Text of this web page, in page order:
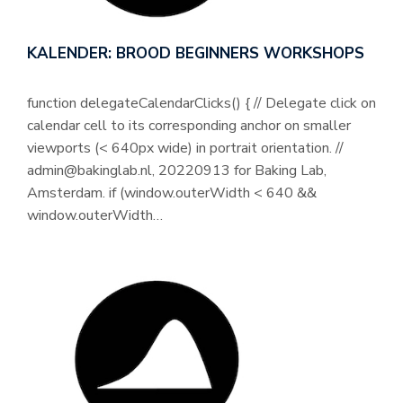
KALENDER: BROOD BEGINNERS WORKSHOPS
function delegateCalendarClicks() { // Delegate click on
calendar cell to its corresponding anchor on smaller
viewports (< 640px wide) in portrait orientation. //
admin@bakinglab.nl, 20220913 for Baking Lab,
Amsterdam. if (window.outerWidth < 640 &&
window.outerWidth…